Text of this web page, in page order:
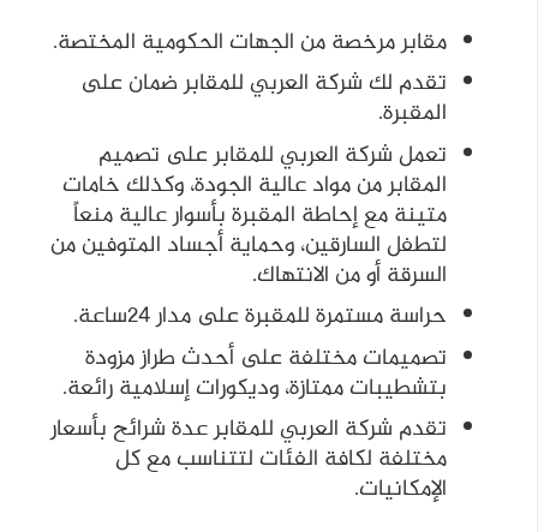
مقابر مرخصة من الجهات الحكومية المختصة.
تقدم لك شركة العربي للمقابر ضمان على
المقبرة.
تعمل شركة العربي للمقابر على تصميم
المقابر من مواد عالية الجودة، وكذلك خامات
متينة مع إحاطة المقبرة بأسوار عالية منعاً
لتطفل السارقين، وحماية أجساد المتوفين من
السرقة أو من الانتهاك.
حراسة مستمرة للمقبرة على مدار ٢٤ساعة.
تصميمات مختلفة على أحدث طراز مزودة
بتشطيبات ممتازة، وديكورات إسلامية رائعة.
تقدم شركة العربي للمقابر عدة شرائح بأسعار
مختلفة لكافة الفئات لتتناسب مع كل
الإمكانيات.